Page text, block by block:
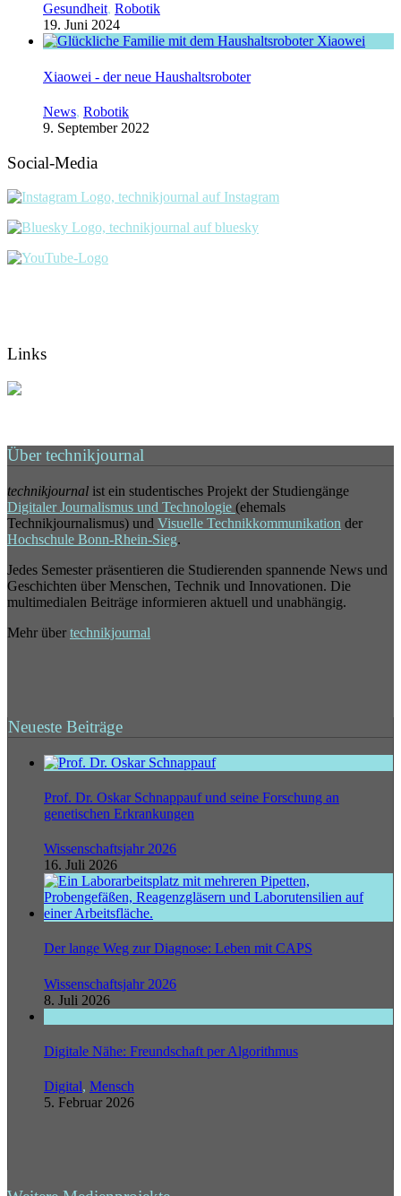
Gesundheit, Robotik
19. Juni 2024
Xiaowei - der neue Haushaltsroboter
News, Robotik
9. September 2022
Social-Media
Links
Über technikjournal
technikjournal ist ein studentisches Projekt der Studiengänge
Digitaler Journalismus und Technologie (ehemals
Technikjournalismus) und Visuelle Technikkommunikation der
Hochschule Bonn-Rhein-Sieg.
Jedes Semester präsentieren die Studierenden spannende News und
Geschichten über Menschen, Technik und Innovationen. Die
multimedialen Beiträge informieren aktuell und unabhängig.
Mehr über technikjournal
Neueste Beiträge
Prof. Dr. Oskar Schnappauf und seine Forschung an
genetischen Erkrankungen
Wissenschaftsjahr 2026
16. Juli 2026
Der lange Weg zur Diagnose: Leben mit CAPS
Wissenschaftsjahr 2026
8. Juli 2026
Digitale Nähe: Freundschaft per Algorithmus
Digital, Mensch
5. Februar 2026